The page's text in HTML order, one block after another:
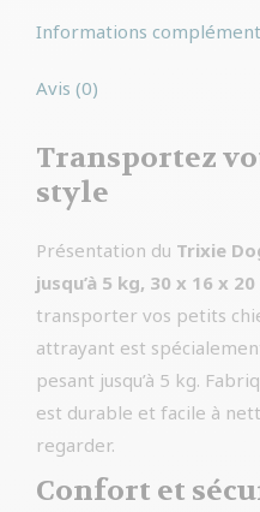
Informations
Avis (0)
Transportez
style
Présentation du Trixie
jusqu’à 5 kg, 30 x 16 x 20
transporter vos petits
attrayant est
pesant jusqu’à 5 kg.
est durable et facile à
regarder.
Confort et